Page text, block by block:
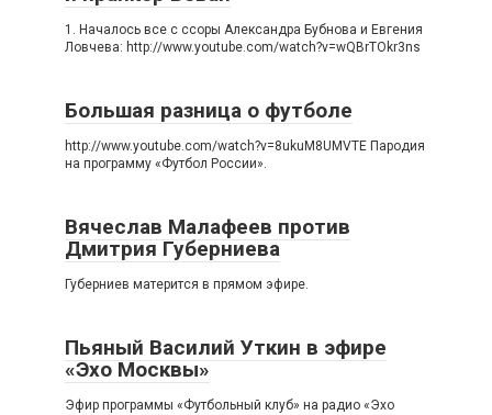
1. Началось все с ссоры Александра Бубнова и Евгения
Ловчева: http://www.youtube.com/watch?v=wQBrTOkr3ns
Большая разница о футболе
http://www.youtube.com/watch?v=8ukuM8UMVTE Пародия
на программу «Футбол России».
Вячеслав Малафеев против
Дмитрия Губерниева
Губерниев матерится в прямом эфире.
Пьяный Василий Уткин в эфире
«Эхо Москвы»
Эфир программы «Футбольный клуб» на радио «Эхо